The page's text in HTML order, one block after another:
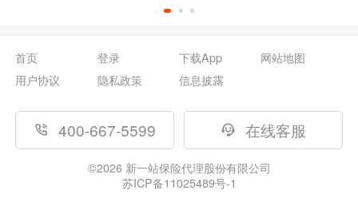
首页 登录 下载App
网站地图
用户协议
隐私政策 信息披露
400-667-5599 在线客服
©2026新一站保险代理股份有限公司
苏ICP备11025489号-1